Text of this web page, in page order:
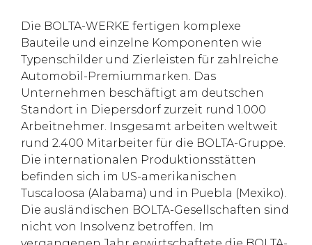
Die BOLTA-WERKE fertigen komplexe
Bauteile und einzelne Komponenten wie
Typenschilder und Zierleisten für zahlreiche
Automobil-Premiummarken. Das
Unternehmen beschäftigt am deutschen
Standort in Diepersdorf zurzeit rund 1.000
Arbeitnehmer. Insgesamt arbeiten weltweit
rund 2.400 Mitarbeiter für die BOLTA-Gruppe.
Die internationalen Produktionsstätten
befinden sich im US-amerikanischen
Tuscaloosa (Alabama) und in Puebla (Mexiko).
Die ausländischen BOLTA-Gesellschaften sind
nicht von Insolvenz betroffen. Im